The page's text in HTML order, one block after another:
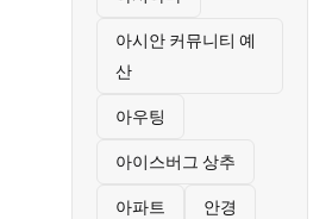
아시안 커뮤니티 예
산
아우팅
아이스버그 상추
아파트 안경